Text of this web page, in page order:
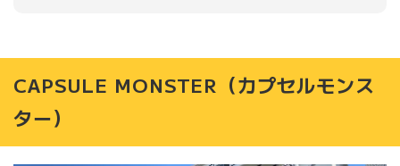
CAPSULE MONSTER（カプセルモンス
ター）